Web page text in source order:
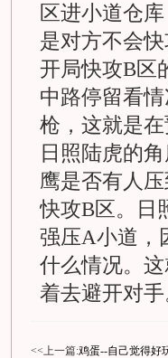
区进小道仓
是对方不会
开局快攻B区
中路停留看
枪，这就是
日照陆虎的
鹰是否有人
快攻B区。日
强压A小道，
什么情况。
着去避开对
<<上一篇:鸡蛋--自己觉得好